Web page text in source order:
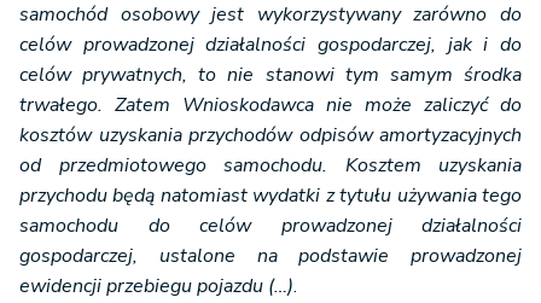
samochód osobowy jest wykorzystywany zarówno do
celów prowadzonej działalności gospodarczej, jak i do
celów prywatnych, to nie stanowi tym samym środka
trwałego. Zatem Wnioskodawca nie może zaliczyć do
kosztów uzyskania przychodów odpisów amortyzacyjnych
od przedmiotowego samochodu. Kosztem uzyskania
przychodu będą natomiast wydatki z tytułu używania tego
samochodu do celów prowadzonej działalności
gospodarczej, ustalone na podstawie prowadzonej
ewidencji przebiegu pojazdu (…).